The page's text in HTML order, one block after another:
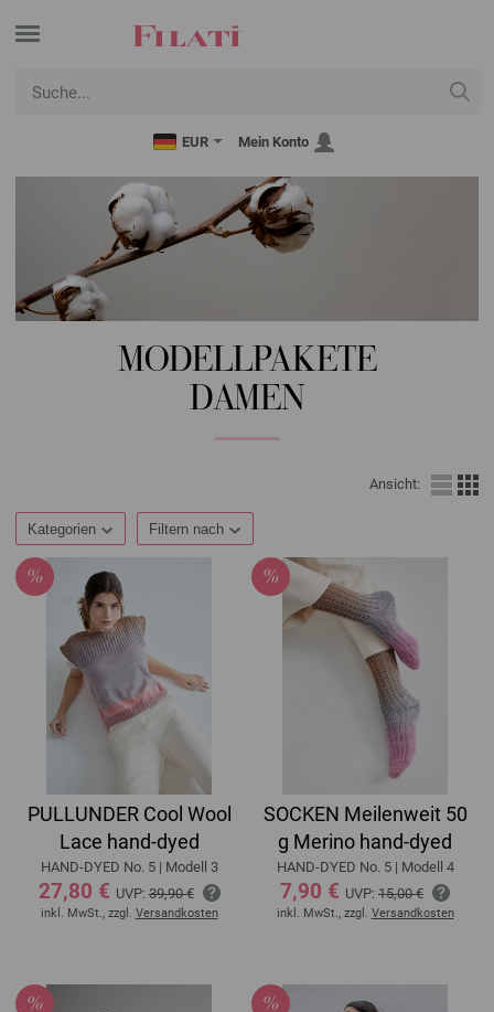
EUR Mein Konto
MODELLPAKETE
DAMEN
Ansicht:
Kategorien Filtern nach
PULLUNDER Cool Wool
Lace hand-dyed
HAND-DYED No. 5 | Modell 3
27,80 € UVP:39,90 €
inkl. MwSt., zzgl. Versandkosten
SOCKEN Meilenweit 50
g Merino hand-dyed
HAND-DYED No. 5 | Modell 4
7,90 € UVP: 15,00 €
inkl. MwSt., zzgl. Versandkosten